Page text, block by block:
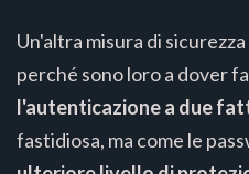
Un'altra misura di
perché sono loro a dover
l'autenticazione a due
fastidiosa, ma come le